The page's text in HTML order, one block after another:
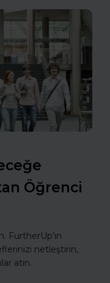
Öğrenci
FurtherUp’ın
netleştirin,
atın.